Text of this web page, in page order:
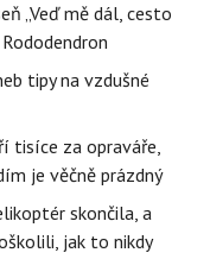
„Veď mě dál, cesto
tipy na vzdušné
tisíce za opraváře,
je věčně prázdný
skončila, a
jak to nikdy